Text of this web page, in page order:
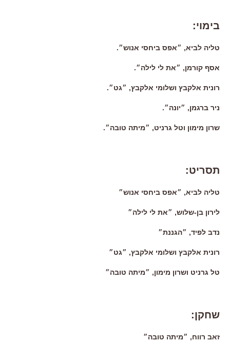
בימוי:
טליה לביא, ״אפס ביחסי אנוש״.
אסף קורמן, ״את לי לילה״.
רונית אלקבץ ושלומי אלקבץ, ״גט״.
ניר ברגמן, ״יונה״.
שרון מימון וטל גרניט, ״מיתה טובה״.
תסריט:
טליה לביא, ״אפס ביחסי אנוש״
לירון בן-שלוש, ״את לי לילה״
נדב לפיד, ״הגננת״
רונית אלקבץ ושלומי אלקבץ, ״גט״
טל גרניט ושרון מימון, ״מיתה טובה״
שחקן:
זאב רווח, ״מיתה טובה״